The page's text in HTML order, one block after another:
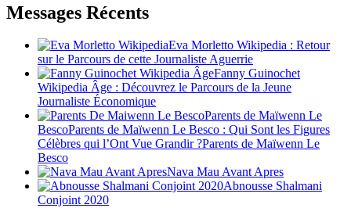
Messages Récents
Eva Morletto Wikipedia : Retour
sur le Parcours de cette Journaliste Aguerrie
Fanny Guinochet
Wikipedia Âge : Découvrez le Parcours de la Jeune
Journaliste Économique
Parents de Maïwenn Le
BescoParents de Maïwenn Le Besco : Qui Sont les Figures
Célèbres qui l’Ont Vue Grandir ?Parents de Maïwenn Le
Besco
Nava Mau Avant Apres
Abnousse Shalmani
Conjoint 2020